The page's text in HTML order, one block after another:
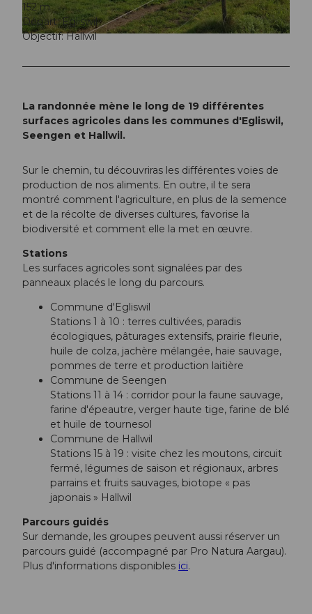
© Seetal Tourismus, Seetal Tourismus
152 m
Départ: Egliswil
Objectif: Hallwil
La randonnée mène le long de 19 différentes
surfaces agricoles dans les communes d'Egliswil,
Seengen et Hallwil.
Sur le chemin, tu découvriras les différentes voies de
production de nos aliments. En outre, il te sera
montré comment l'agriculture, en plus de la semence
et de la récolte de diverses cultures, favorise la
biodiversité et comment elle la met en œuvre.
Stations
Les surfaces agricoles sont signalées par des
panneaux placés le long du parcours.
Commune d'Egliswil
Stations 1 à 10 : terres cultivées, paradis
écologiques, pâturages extensifs, prairie fleurie,
huile de colza, jachère mélangée, haie sauvage,
pommes de terre et production laitière
Commune de Seengen
Stations 11 à 14 : corridor pour la faune sauvage,
farine d'épeautre, verger haute tige, farine de blé
et huile de tournesol
Commune de Hallwil
Stations 15 à 19 : visite chez les moutons, circuit
fermé, légumes de saison et régionaux, arbres
parrains et fruits sauvages, biotope « pas
japonais » Hallwil
Parcours guidés
Sur demande, les groupes peuvent aussi réserver un
parcours guidé (accompagné par Pro Natura Aargau).
Plus d'informations disponibles ici.